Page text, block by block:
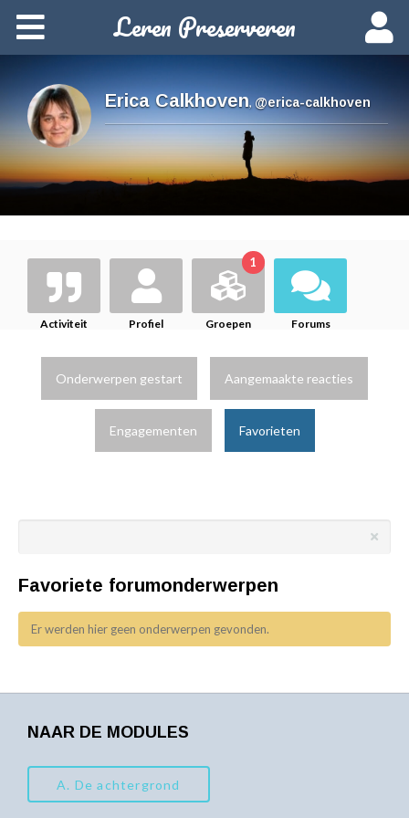
Leren Preserveren
Cursusvarianten
Data en inschrijven
Woordenlijst
Erica Calkhoven, @erica-calkhoven
Activiteit Profiel Groepen
1
Forums
Onderwerpen gestart Aangemaakte reacties
Engagementen Favorieten
Favoriete forumonderwerpen
Er werden hier geen onderwerpen gevonden.
NAAR DE MODULES
A. De achtergrond